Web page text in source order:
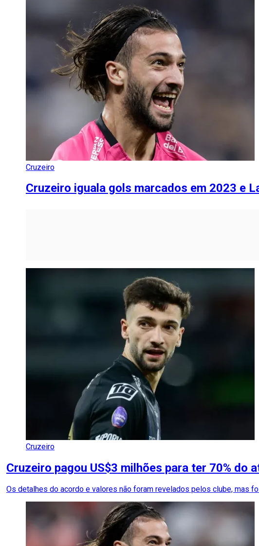
Cruzeiro
Cruzeiro iguala gols marcados em 2023 e
Cruzeiro
Cruzeiro pagou US$3 milhões para ter 70% do
Os detalhes do acordo e valores não foram revelados pelos clube, mas